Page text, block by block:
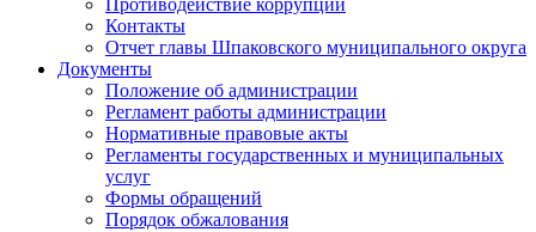
Противодействие коррупции
Контакты
Отчет главы Шпаковского муниципального округа
Документы
Положение об администрации
Регламент работы администрации
Нормативные правовые акты
Регламенты государственных и муниципальных
услуг
Формы обращений
Порядок обжалования